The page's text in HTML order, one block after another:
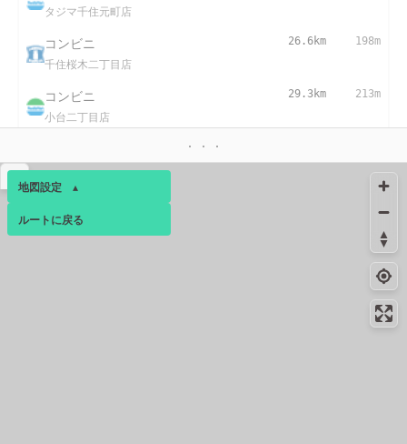
タジマ千住元町店
コンビニ
千住桜木二丁目店
26.6km 198m
コンビニ
小台二丁目店
29.3km 213m
足立宮城一丁目店
トイレ
294m
272m
地図設定 ▴
ベース ▴
ルートに戻る